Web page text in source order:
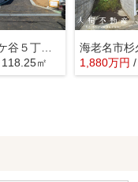
海老名市柏ケ谷５丁目 売地 全7区画
㎡ 1,880万円